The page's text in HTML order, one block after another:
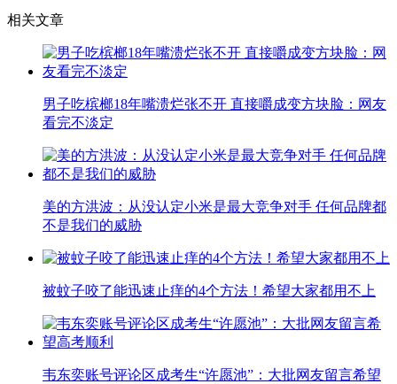
相关文章
男子吃槟榔18年嘴溃烂张不开 直接嚼成变方块脸：网友
看完不淡定
美的方洪波：从没认定小米是最大竞争对手 任何品牌都
不是我们的威胁
被蚊子咬了能迅速止痒的4个方法！希望大家都用不上
韦东奕账号评论区成考生“许愿池”：大批网友留言希望